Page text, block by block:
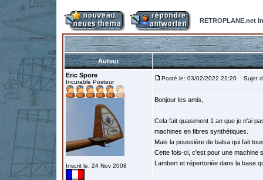
RETROPLANE.net
Auteur
Eric Spore
Incurable Posteur
Inscrit le: 24 Nov 2008
Posté le: 03/02/2022 21:20 Sujet
Bonjour les amis,
Cela fait quasiment 1 an que je n'ai
machines en fibres synthétiques.
Mais la poussière de balsa qui fait
Cette fois-ci, c'est pour une machine
Lambert et répertoriée dans la base